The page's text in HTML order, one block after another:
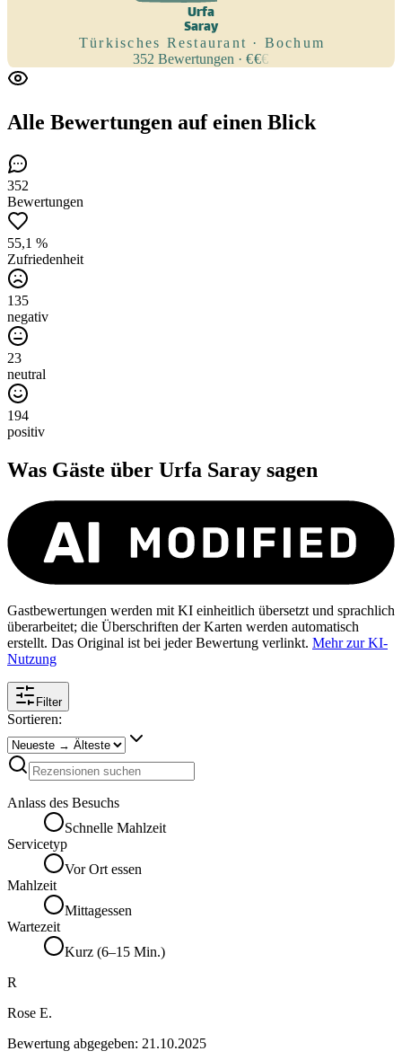
Urfa
Saray
Türkisches Restaurant · Bochum
352 Bewertungen ·€€€
Alle Bewertungen auf einen Blick
352
Bewertungen
55,1 %
Zufriedenheit
135
negativ
23
neutral
194
positiv
Was Gäste über Urfa Saray sagen
Gastbewertungen werden mit KI einheitlich übersetzt und sprachlich
überarbeitet; die Überschriften der Karten werden automatisch
erstellt. Das Original ist bei jeder Bewertung verlinkt. Mehr zur KI-
Nutzung
Filter
Sortieren:
Anlass des Besuchs
Schnelle Mahlzeit
Servicetyp
Vor Ort essen
Mahlzeit
Mittagessen
Wartezeit
Kurz (6–15 Min.)
R
Rose E.
Bewertung abgegeben: 21.10.2025